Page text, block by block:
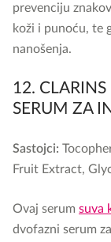
prevenciju
koži i punoću, te
nanošenja.
12.
SERUM ZA
Sastojci:
Fruit Extract,
Ovaj serum suva
dvofazni serum